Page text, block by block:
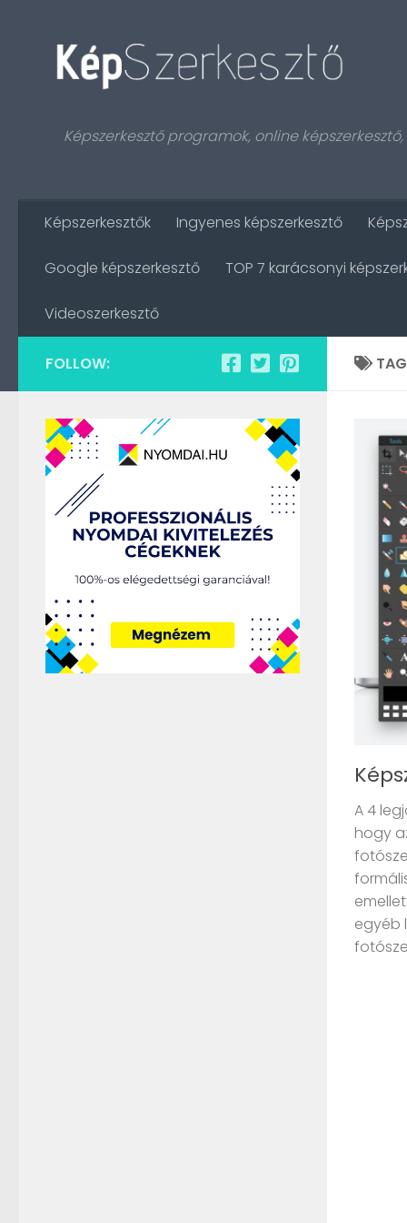
Képszerkesztő programok, online
Képszerkesztők Ingyenes képszerkesztő
Google képszerkesztő TOP 7 karácsonyi
Videoszerkesztő
A 4
hogy
egyéb
FOLLOW: